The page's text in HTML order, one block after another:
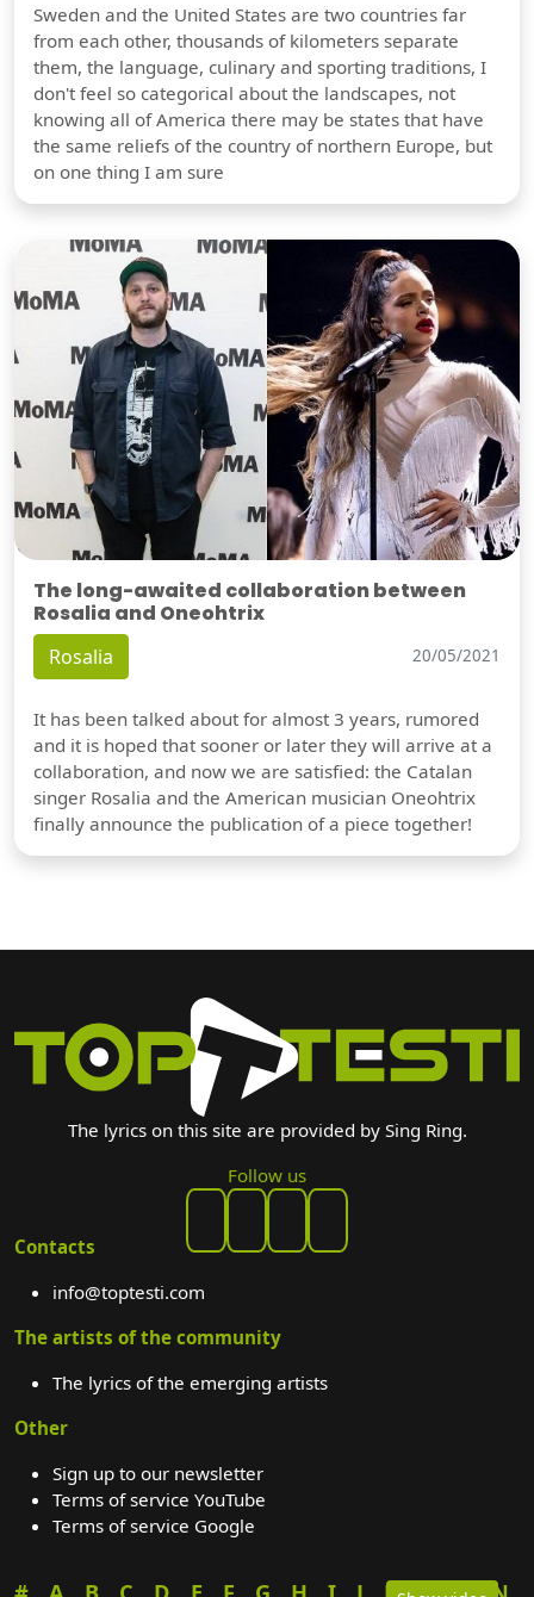
Sweden and the United States are two countries far
from each other, thousands of kilometers separate
them, the language, culinary and sporting traditions, I
don't feel so categorical about the landscapes, not
knowing all of America there may be states that have
the same reliefs of the country of northern Europe, but
on one thing I am sure
The long-awaited collaboration between
Rosalia and Oneohtrix
Rosalia 20/05/2021
It has been talked about for almost 3 years, rumored
and it is hoped that sooner or later they will arrive at a
collaboration, and now we are satisfied: the Catalan
singer Rosalia and the American musician Oneohtrix
finally announce the publication of a piece together!
The lyrics on this site are provided by Sing Ring.
Follow us
Contacts
info@toptesti.com
The artists of the community
The lyrics of the emerging artists
Other
Sign up to our newsletter
Terms of service YouTube
Terms of service Google